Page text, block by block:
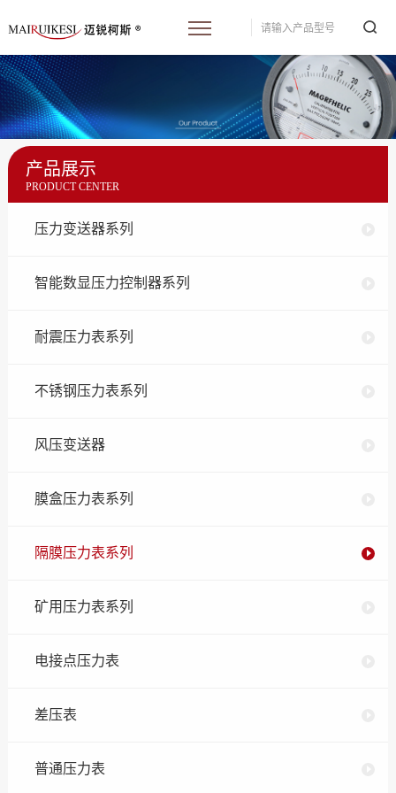
产品展示
PRODUCT CENTER
压力变送器系列
智能数显压力控制器系列
耐震压力表系列
不锈钢压力表系列
风压变送器
膜盒压力表系列
隔膜压力表系列
矿用压力表系列
电接点压力表
差压表
普通压力表